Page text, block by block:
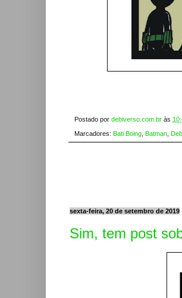
Postado por debiverso.com.br às
Marcadores: Bati Boing, Batman,
sexta-feira, 20 de setembro de 2019
Sim, tem post